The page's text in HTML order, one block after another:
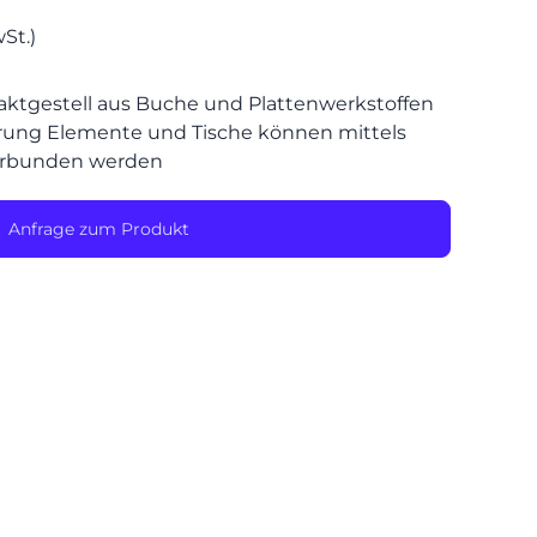
aus Buche und Plattenwerkstoffen
Elemente und Tische können mittels
werden
Anfrage zum Produkt